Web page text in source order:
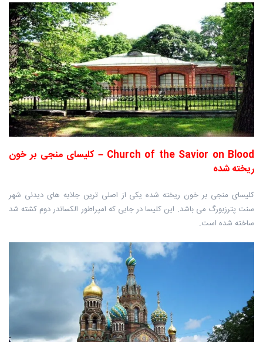
Church of the Savior on Blood – کلیسای منجی بر خون
ریخته شده
کلیسای منجی بر خون ریخته شده یکی از اصلی ترین جاذبه های دیدنی شهر
سنت پترزبورگ می باشد. این کلیسا در جایی که امپراطور الکساندر دوم کشته شد
ساخته شده است.